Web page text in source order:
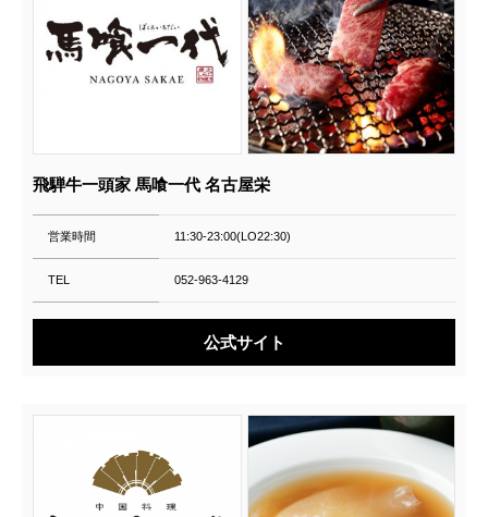
飛騨牛一頭家 馬喰一代 名古屋栄
営業時間 11:30-23:00(LO22:30)
TEL 052-963-4129
公式サイト